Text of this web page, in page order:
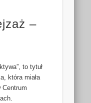
–
to tytuł
która miała